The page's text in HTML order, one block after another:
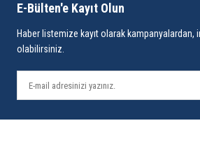
E-Bülten'e Kayıt Olun
Haber listemize kayıt olarak
olabilirsiniz.